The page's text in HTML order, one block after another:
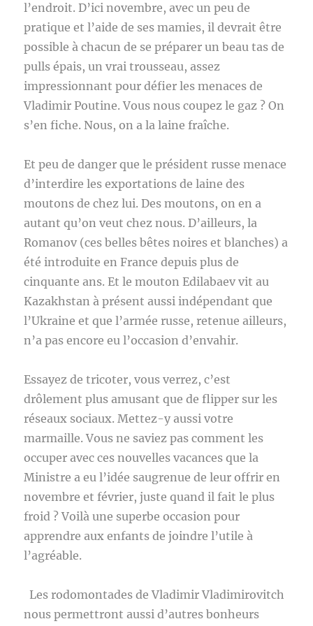
l’endroit. D’ici novembre, avec un peu de
pratique et l’aide de ses mamies, il devrait être
possible à chacun de se préparer un beau tas de
pulls épais, un vrai trousseau, assez
impressionnant pour défier les menaces de
Vladimir Poutine. Vous nous coupez le gaz ? On
s’en fiche. Nous, on a la laine fraîche.
Et peu de danger que le président russe menace
d’interdire les exportations de laine des
moutons de chez lui. Des moutons, on en a
autant qu’on veut chez nous. D’ailleurs, la
Romanov (ces belles bêtes noires et blanches) a
été introduite en France depuis plus de
cinquante ans. Et le mouton Edilabaev vit au
Kazakhstan à présent aussi indépendant que
l’Ukraine et que l’armée russe, retenue ailleurs,
n’a pas encore eu l’occasion d’envahir.
Essayez de tricoter, vous verrez, c’est
drôlement plus amusant que de flipper sur les
réseaux sociaux. Mettez-y aussi votre
marmaille. Vous ne saviez pas comment les
occuper avec ces nouvelles vacances que la
Ministre a eu l’idée saugrenue de leur offrir en
novembre et février, juste quand il fait le plus
froid ? Voilà une superbe occasion pour
apprendre aux enfants de joindre l’utile à
l’agréable.
Les rodomontades de Vladimir Vladimirovitch
nous permettront aussi d’autres bonheurs